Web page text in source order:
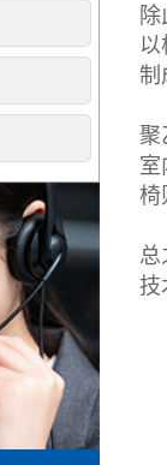
除
制
聚
室
椅
总
技